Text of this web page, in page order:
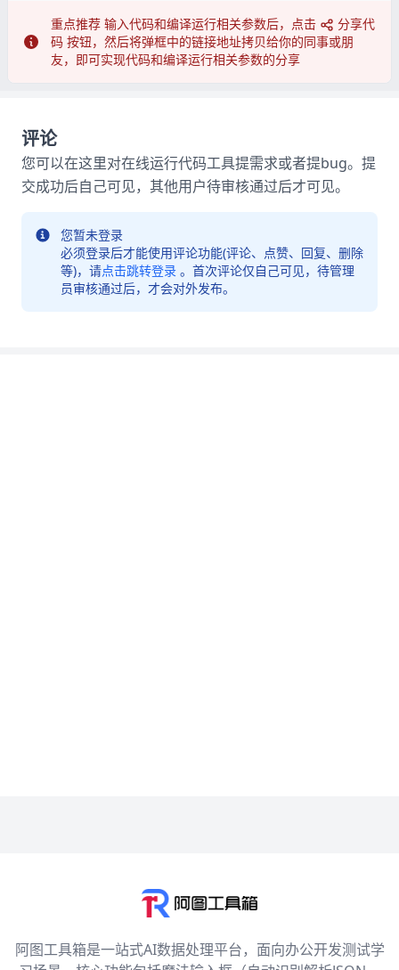
重点推荐 输入代码和编译运行相关参数后，点击
分享代
码 按钮，然后将弹框中的链接地址拷贝给你的同事或朋
友，即可实现代码和编译运行相关参数的分享
评论
您可以在这里对在线运行代码工具提需求或者提bug。提
交成功后自己可见，其他用户待审核通过后才可见。
您暂未登录
必须登录后才能使用评论功能(评论、点赞、回复、删除
等)，请点击跳转登录 。首次评论仅自己可见，待管理
员审核通过后，才会对外发布。
阿图工具箱是一站式AI数据处理平台，面向办公开发测试学